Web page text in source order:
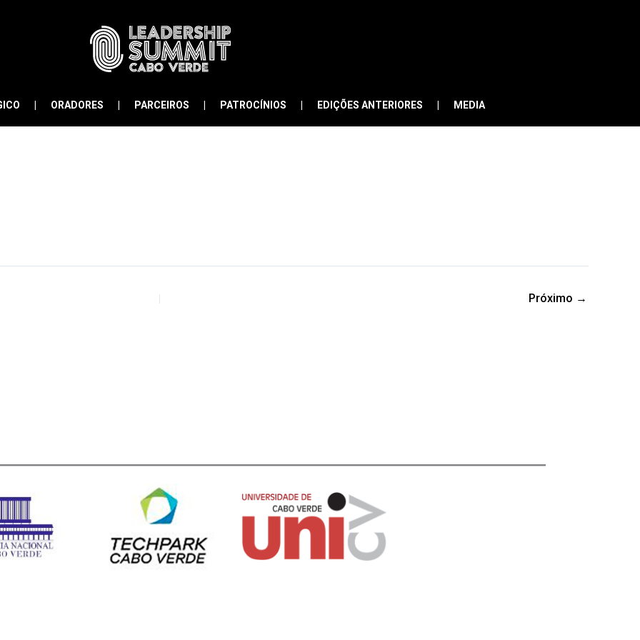
ORADORES PARCEIROS PATROCÍNIOS EDIÇÕES ANTERIORES MEDIA
Próximo →